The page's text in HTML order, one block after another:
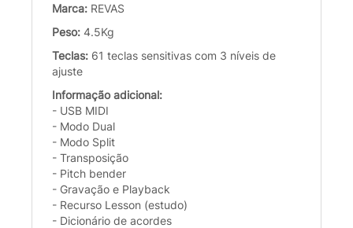
Marca: REVAS
Peso: 4.5Kg
Teclas: 61 teclas sensitivas com 3 níveis de
ajuste
Informação adicional:
- USB MIDI
- Modo Dual
- Modo Split
- Transposição
- Pitch bender
- Gravação e Playback
- Recurso Lesson (estudo)
- Dicionário de acordes